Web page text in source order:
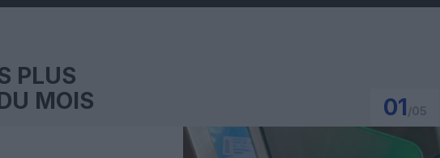
PLUS
MOIS
01